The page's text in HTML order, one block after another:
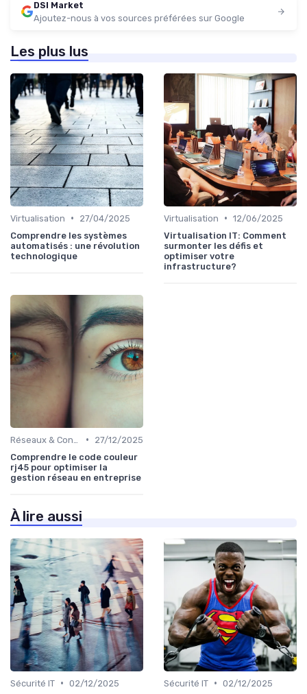
DSI Market
Ajoutez-nous à vos sources préférées sur Google
Les plus lus
Virtualisation •
27/04/2025
Comprendre les systèmes
automatisés : une révolution
technologique
Virtualisation • 12/06/2025
Virtualisation IT: Comment
surmonter les défis et
optimiser votre
infrastructure?
•
27/12/2025
Comprendre le code couleur
rj45 pour optimiser la
gestion réseau en entreprise
À lire aussi
Sécurité IT • 02/12/2025
Sécurité IT • 02/12/2025